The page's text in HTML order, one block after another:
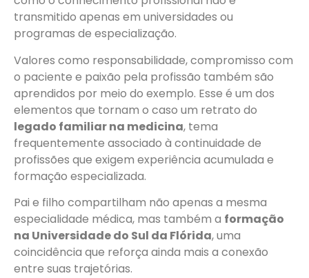
transmitido apenas em universidades ou
programas de especialização.
Valores como responsabilidade, compromisso com
o paciente e paixão pela profissão também são
aprendidos por meio do exemplo. Esse é um dos
elementos que tornam o caso um retrato do
legado familiar na medicina, tema
frequentemente associado à continuidade de
profissões que exigem experiência acumulada e
formação especializada.
Pai e filho compartilham não apenas a mesma
especialidade médica, mas também a formação
na Universidade do Sul da Flórida, uma
coincidência que reforça ainda mais a conexão
entre suas trajetórias.